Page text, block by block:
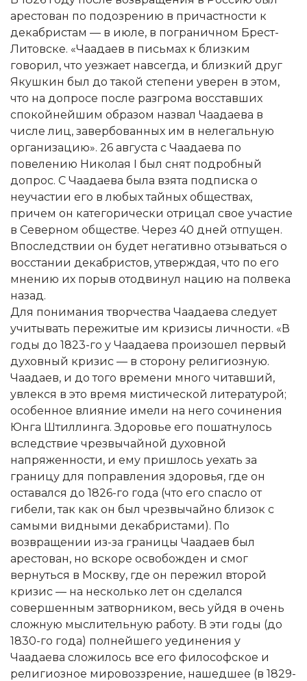
арестован по подозрению в причастности к
декабристам — в июле, в пограничном Брест-
Литовске. «Чаадаев в письмах к близким
говорил, что уезжает навсегда, и близкий друг
Якушкин был до такой степени уверен в этом,
что на допросе после разгрома восставших
спокойнейшим образом назвал Чаадаева в
числе лиц, завербованных им в нелегальную
организацию». 26 августа с Чаадаева по
повелению Николая I был снят подробный
допрос. С Чаадаева была взята подписка о
неучастии его в любых тайных обществах,
причем он категорически отрицал свое участие
в Северном обществе. Через 40 дней отпущен.
Впоследствии он будет негативно отзываться о
восстании декабристов, утверждая, что по его
мнению их порыв отодвинул нацию на полвека
назад.
Для понимания творчества Чаадаева следует
учитывать пережитые им кризисы личности. «В
годы до 1823-го у Чаадаева произошел первый
духовный кризис — в сторону религиозную.
Чаадаев, и до того времени много читавший,
увлекся в это время мистической литературой;
особенное влияние имели на него сочинения
Юнга Штиллинга. Здоровье его пошатнулось
вследствие чрезвычайной духовной
напряженности, и ему пришлось уехать за
границу для поправления здоровья, где он
оставался до 1826-го года (что его спасло от
гибели, так как он был чрезвычайно близок с
самыми видными декабристами). По
возвращении из-за границы Чаадаев был
арестован, но вскоре освобожден и смог
вернуться в Москву, где он пережил второй
кризис — на несколько лет он сделался
совершенным затворником, весь уйдя в очень
сложную мыслительную работу. В эти годы (до
1830-го года) полнейшего уединения у
Чаадаева сложилось все его философское и
религиозное мировоззрение, нашедшее (в 1829-